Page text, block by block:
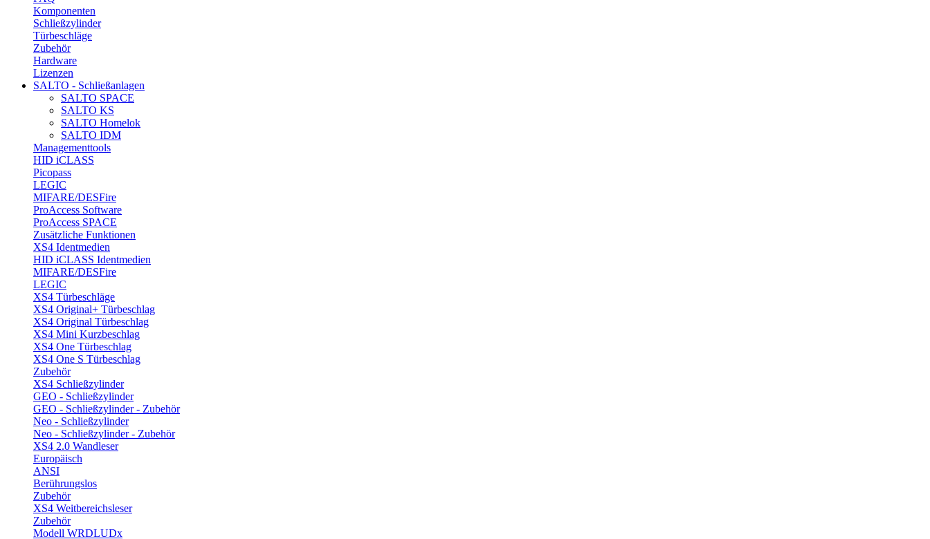
Komponenten
Schließzylinder
Türbeschläge
Zubehör
Hardware
Lizenzen
SALTO - Schließanlagen
SALTO SPACE
SALTO KS
SALTO Homelok
SALTO IDM
Managementtools
HID iCLASS
Picopass
LEGIC
MIFARE/DESFire
ProAccess Software
ProAccess SPACE
Zusätzliche Funktionen
XS4 Identmedien
HID iCLASS Identmedien
MIFARE/DESFire
LEGIC
XS4 Türbeschläge
XS4 Original+ Türbeschlag
XS4 Original Türbeschlag
XS4 Mini Kurzbeschlag
XS4 One Türbeschlag
XS4 One S Türbeschlag
Zubehör
XS4 Schließzylinder
GEO - Schließzylinder
GEO - Schließzylinder - Zubehör
Neo - Schließzylinder
Neo - Schließzylinder - Zubehör
XS4 2.0 Wandleser
Europäisch
ANSI
Berührungslos
Zubehör
XS4 Weitbereichsleser
Zubehör
Modell WRDLUDx